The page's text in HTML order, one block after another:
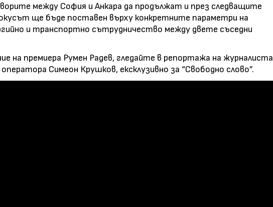
между София и Анкара да продължат и през следващите
ще бъде поставен върху конкретните параметри на
и транспортно сътрудничество между двете съседни
на премиера Румен Радев, гледайте в репортажа на журналиста
оператора Симеон Крушков, ексклузивно за “Свободно слово”.